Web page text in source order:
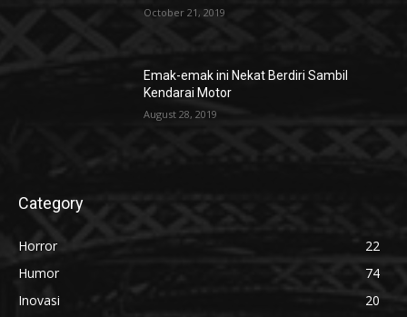
October 21, 2019
Emak-emak ini Nekat Berdiri Sambil
Kendarai Motor
August 28, 2019
Category
Horror
22
Humor
74
Inovasi
20